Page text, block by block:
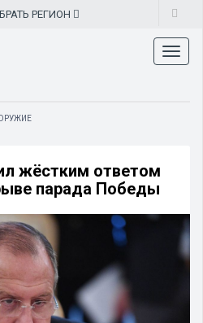
РЕГИОН
жёстким ответом
парада Победы